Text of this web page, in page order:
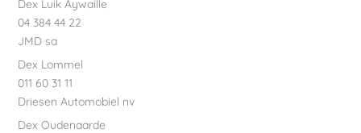
Dex Luik Aywaille
04 384 44 22
JMD sa
Dex Lommel
011 60 31 11
Driesen Automobiel nv
Dex Oudenaarde